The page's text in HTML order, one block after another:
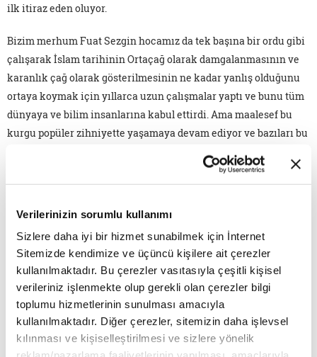
Verilerinizin sorumlu kullanımı
Sizlere daha iyi bir hizmet sunabilmek için İnternet
Sitemizde kendimize ve üçüncü kişilere ait çerezler
kullanılmaktadır. Bu çerezler vasıtasıyla çeşitli kişisel
verileriniz işlenmekte olup gerekli olan çerezler bilgi
toplumu hizmetlerinin sunulması amacıyla
kullanılmaktadır. Diğer çerezler, sitemizin daha işlevsel
kılınması ve kişiselleştirilmesi ve sizlere yönelik
ilk itiraz eden oluyor.
Bizim merhum Fuat Sezgin hocamız da tek başına bir ordu gibi
çalışarak İslam tarihinin Ortaçağ olarak damgalanmasının ve
karanlık çağ olarak gösterilmesinin ne kadar yanlış olduğunu
ortaya koymak için yıllarca uzun çalışmalar yaptı ve bunu tüm
dünyaya ve bilim insanlarına kabul ettirdi. Ama maalesef bu
kurgu popüler zihniyette yaşamaya devam ediyor ve bazıları bu
Batılı yaftaları tekrarlayan bazı yerli zihniyetlerin niyeti nedir
Maalesef Türk aydınlarında böyle bir taklitçilik var. Bunun
ardındaki gizli ajanda Türk ve Müslüman gençlerinin kendi
tarihleriyle gurur duymamaları, kendi tarih ve
medeniyetlerinden utanmalarını, bizim tarihimiz karanlık çağ
demelerini ve redd-i miras yapmalarını sağlamak ve zihinleri
Batı taklitçiliğine hazırlamak.